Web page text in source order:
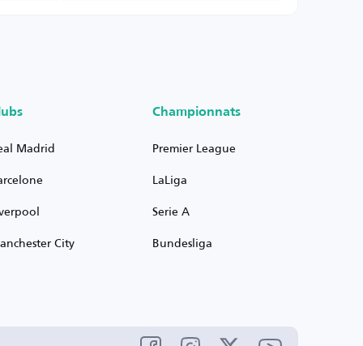
Madrid
City
Championnats
Premier League
LaLiga
Serie A
Bundesliga